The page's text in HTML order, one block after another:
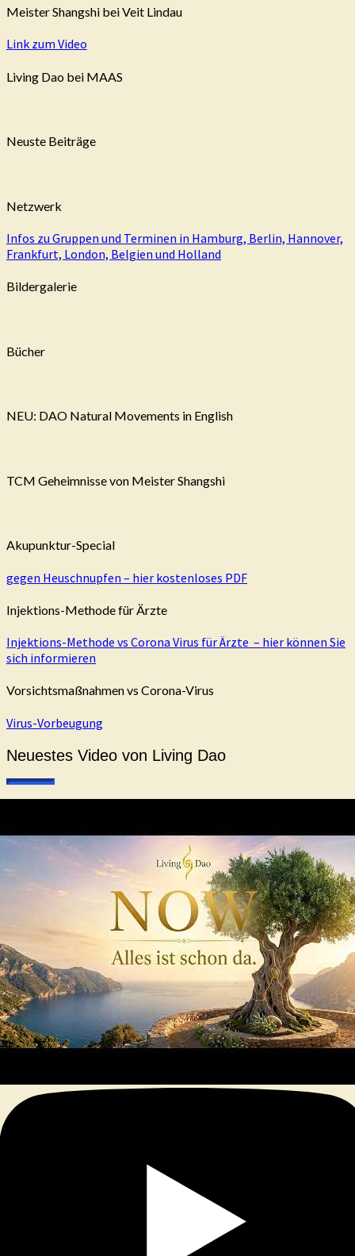
Meister Shangshi bei Veit Lindau
Link zum Video
Living Dao bei MAAS
Neuste Beiträge
Netzwerk
Infos zu Gruppen und Terminen in Hamburg, Berlin, Hannover,
Frankfurt, London, Belgien und Holland
Bildergalerie
Bücher
NEU: DAO Natural Movements in English
TCM Geheimnisse von Meister Shangshi
Akupunktur-Special
gegen Heuschnupfen – hier kostenloses PDF
Injektions-Methode für Ärzte
Injektions-Methode vs Corona Virus für Ärzte – hier können Sie
sich informieren
Vorsichtsmaßnahmen vs Corona-Virus
Virus-Vorbeugung
Neuestes Video von Living Dao